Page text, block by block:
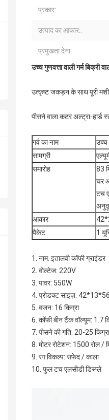
प्रकार:
उत्पाद का आकार::
प्रमुखता देना:
उच्च गुणवत्ता वाली गर्म बिक्री
उत्कृष्ट जकड़न के साथ पूरी
पीसने वाला कटर अल्ट्रा-हार्ड
गर्व का नाम
उच्च
सामग्री
समारोह
83
चर
टच
आकार
पैकेट
1
1. नाम: इतालवी कॉफी ग्राइंडर
2. वोल्टेज: 220V
3. पावर: 550W
4. प्रोडक्ट साइज़:
5. वजन: 16 किग्रा
6. कॉफी बीन टैंक वॉल्यूम: 1.7
7. पीसने की गति: 20-25
8. मोटर रोटेशन: 1500 रोल /
9. रंग विकल्प: सफेद / काला
10. फुल टच एलसीडी डिस्प्ले